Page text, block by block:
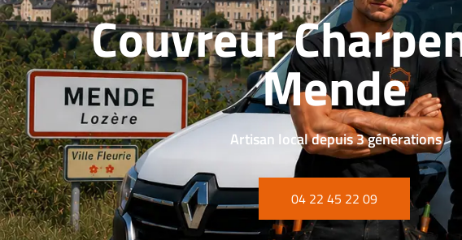
Couvreur
Mende
Artisan local depuis 3 générations
04 22 45 22 09